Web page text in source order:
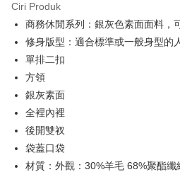
Taiwan Cooperative Bank
Hua Nan Commercial
Bank
Chang
Bank
The Shanghai
Bank
Bank Cathay United
Taiwan Business Bank
HSBC Bank (Taiwan)
Hwatai
6 ansuran pada kadar faedah 0,
ansuran
Taiwan Cooperative Bank
Hua Nan Commercial Bank
The Shanghai Commercial &
Savings Bank
Bank Cathay United
Taiwan Business Bank
HSBC Bank (Taiwan) Limited
Union Bank of Taiwan
LINE Pay
Apple Pay
JKOPAY
Easy Wallet
Ciri Produk
商務休閒系列：銀灰色素面面料，
修身版型：適合標準或一般身型的
單排二扣
方領
銀灰素面
全裡內裡
後開雙衩
袋蓋口袋
材質：外觀：30%羊毛 68%聚酯